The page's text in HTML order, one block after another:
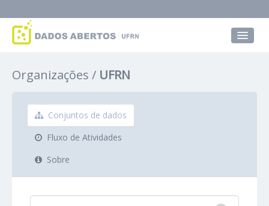
Grupos
Sobre
Organizações UFRN
Conjuntos de dados
Fluxo de Atividades
Sobre